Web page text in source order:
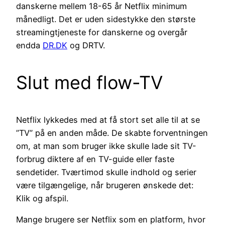
danskerne mellem 18-65 år Netflix minimum
månedligt. Det er uden sidestykke den største
streamingtjeneste for danskerne og overgår
endda DR.DK og DRTV.
Slut med flow-TV
Netflix lykkedes med at få stort set alle til at se
”TV” på en anden måde. De skabte forventningen
om, at man som bruger ikke skulle lade sit TV-
forbrug diktere af en TV-guide eller faste
sendetider. Tværtimod skulle indhold og serier
være tilgængelige, når brugeren ønskede det:
Klik og afspil.
Mange brugere ser Netflix som en platform, hvor